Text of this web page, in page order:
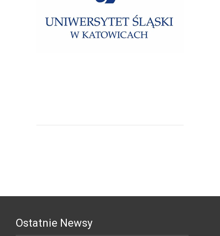
Ostatnie Newsy